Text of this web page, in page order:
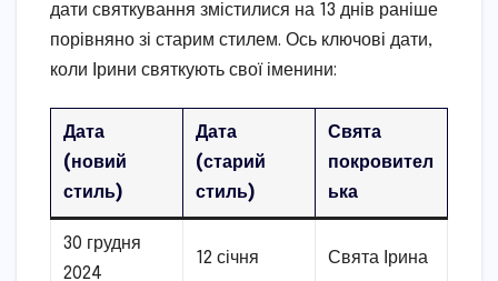
дати святкування змістилися на 13 днів раніше
порівняно зі старим стилем. Ось ключові дати,
коли Ірини святкують свої іменини:
Дата
(новий
стиль)
Дата
(старий
стиль)
Свята
покровител
ька
30 грудня
2024
12 січня Свята Ірина